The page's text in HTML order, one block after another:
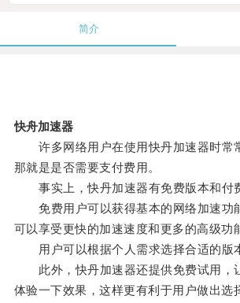
简介
快舟加速器
许多网络用户在使用快丹加速器时常
那就是是否需要支付费用。
事实上，快丹加速器有免费版本和付
免费用户可以获得基本的网络加速功
可以享受更快的加速速度和更多的高级功
用户可以根据个人需求选择合适的版
此外，快丹加速器还提供免费试用，
体验一下效果，这样更有利于用户做出选